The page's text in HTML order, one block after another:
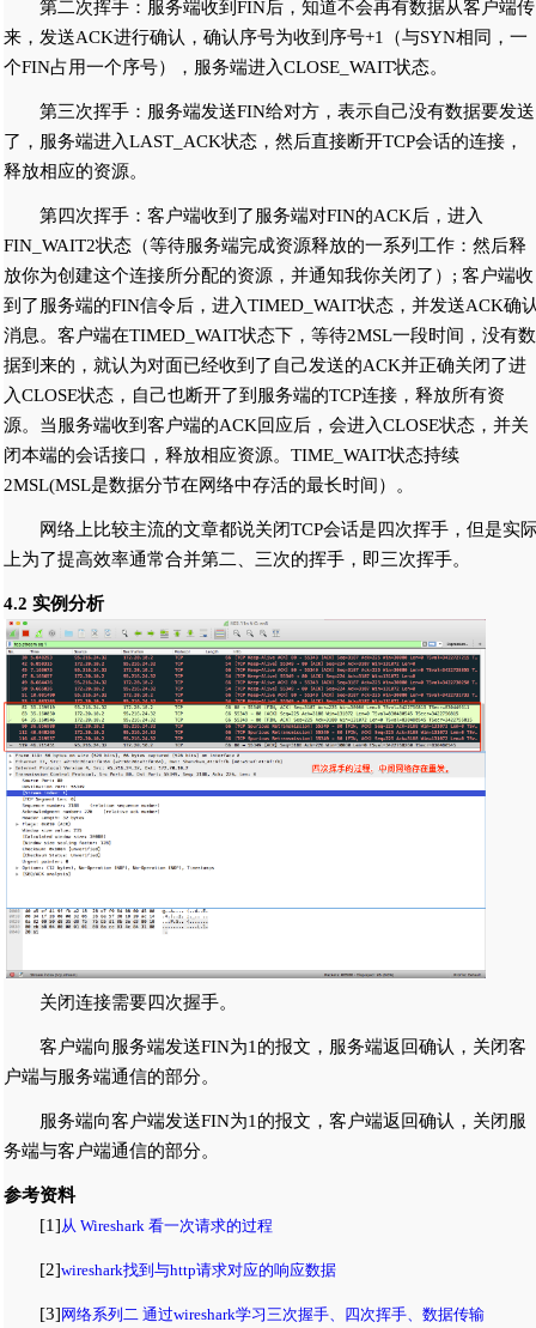
第二次挥手：服务端收到FIN后，知道不会再有数据从客户端传
来，发送ACK进行确认，确认序号为收到序号+1（与SYN相同，一
个FIN占用一个序号），服务端进入CLOSE_WAIT状态。
第三次挥手：服务端发送FIN给对方，表示自己没有数据要发送
了，服务端进入LAST_ACK状态，然后直接断开TCP会话的连接，
释放相应的资源。
第四次挥手：客户端收到了服务端对FIN的ACK后，进入
FIN_WAIT2状态（等待服务端完成资源释放的一系列工作：然后释
放你为创建这个连接所分配的资源，并通知我你关闭了）; 客户端收
到了服务端的FIN信令后，进入TIMED_WAIT状态，并发送ACK确
消息。客户端在TIMED_WAIT状态下，等待2MSL一段时间，没有数
据到来的，就认为对面已经收到了自己发送的ACK并正确关闭了进
入CLOSE状态，自己也断开了到服务端的TCP连接，释放所有资
源。当服务端收到客户端的ACK回应后，会进入CLOSE状态，并关
闭本端的会话接口，释放相应资源。TIME_WAIT状态持续
2MSL(MSL是数据分节在网络中存活的最长时间）。
网络上比较主流的文章都说关闭TCP会话是四次挥手，但是实
上为了提高效率通常合并第二、三次的挥手，即三次挥手。
4.2 实例分析
关闭连接需要四次握手。
客户端向服务端发送FIN为1的报文，服务端返回确认，关闭客
户端与服务端通信的部分。
服务端向客户端发送FIN为1的报文，客户端返回确认，关闭服
务端与客户端通信的部分。
参考资料
[1]从 Wireshark 看一次请求的过程
[2]wireshark找到与http请求对应的响应数据
[3] 网络系列二 通过wireshark学习三次握手、四次挥手、数据传输